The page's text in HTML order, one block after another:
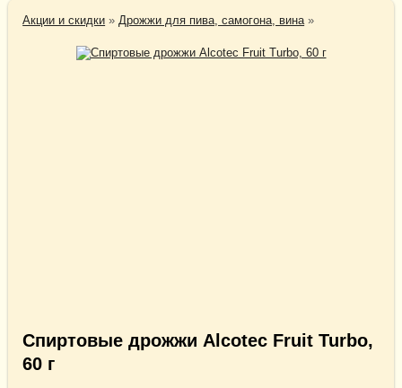
Акции и скидки »Дрожжи для пива, самогона, вина»
Спиртовые дрожжи Alcotec Fruit Turbo,
60 г